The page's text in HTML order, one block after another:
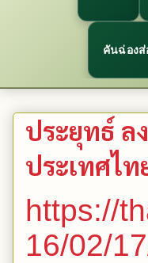
คันฉ่องส่
ประยุทธ์ ล
ประเทศไ
https://
16/02/